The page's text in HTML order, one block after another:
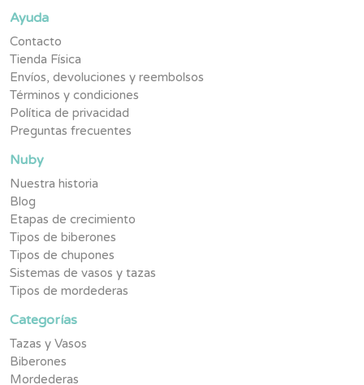
Ayuda
Contacto
Tienda Física
Envíos, devoluciones y reembolsos
Términos y condiciones
Política de privacidad
Preguntas frecuentes
Nuby
Nuestra historia
Blog
Etapas de crecimiento
Tipos de biberones
Tipos de chupones
Sistemas de vasos y tazas
Tipos de mordederas
Categorías
Tazas y Vasos
Biberones
Mordederas